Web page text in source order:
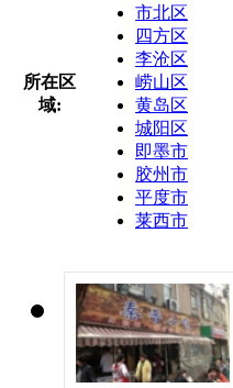
所在区
域:
市北区
四方区
李沧区
崂山区
黄岛区
城阳区
即墨市
胶州市
平度市
莱西市